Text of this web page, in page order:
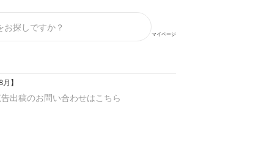
マイページ
】
告出稿のお問い合わせはこちら